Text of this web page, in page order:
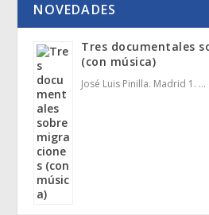
NOVEDADES
Tres documentales
(con música)
José Luis Pinilla. Madrid 1. …